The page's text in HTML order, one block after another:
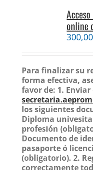
online
Para finalizar su
forma efectiva,
favor de: 1. Enviar
los siguientes
Diploma
profesión
Documento de
pasaporte ó
(obligatorio). 2.
correctamente